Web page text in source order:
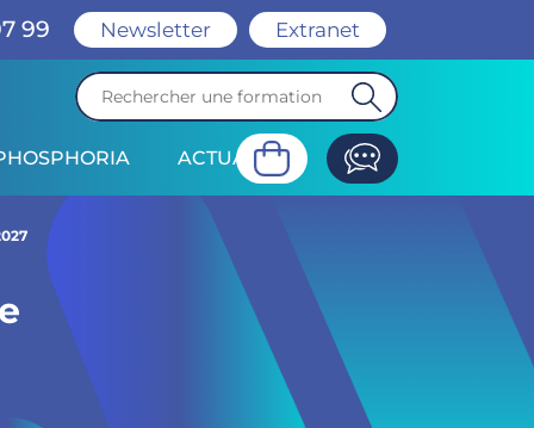
99 Newsletter Extranet
ACTUALITÉ
Modalités d'évaluation